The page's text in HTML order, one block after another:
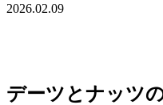
2026.02.09
デーツとナッツ